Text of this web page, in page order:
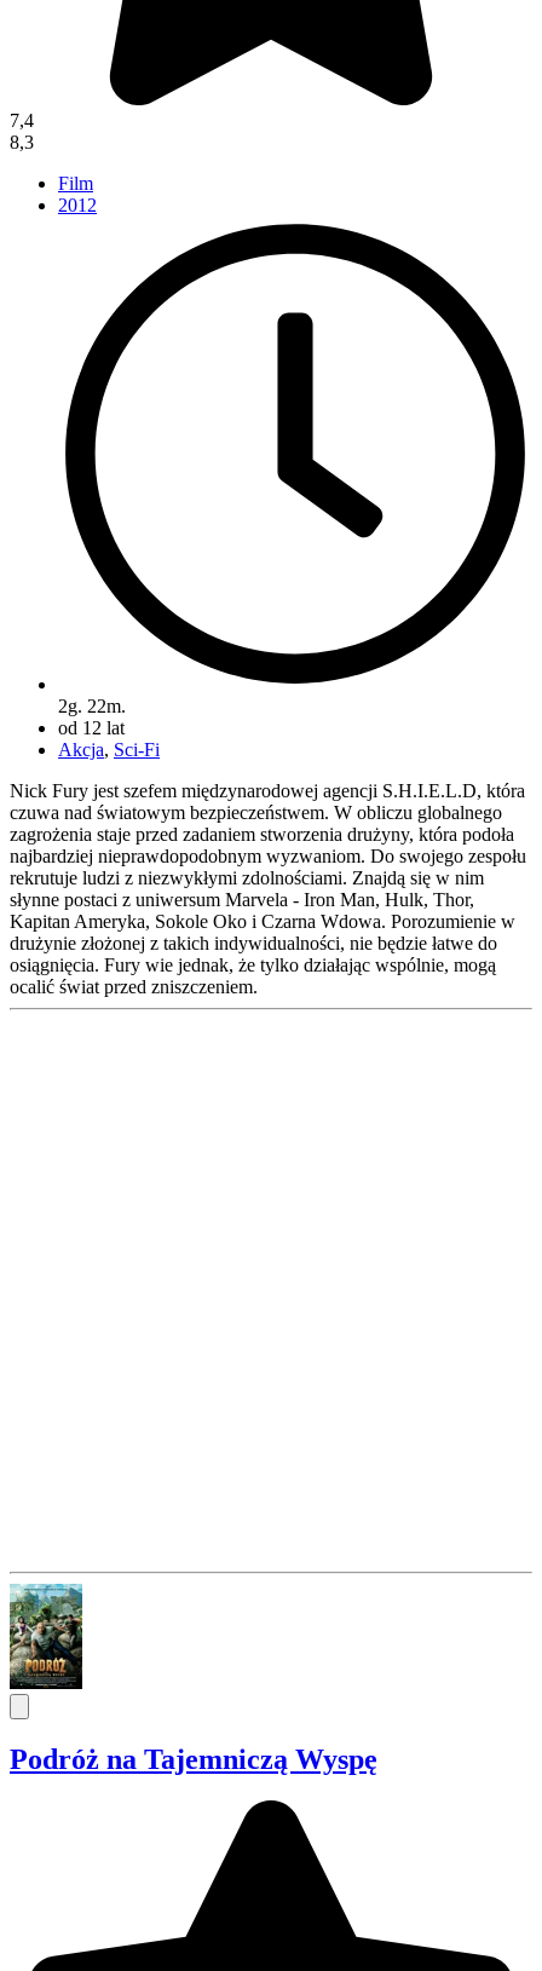
7,4
8,3
Film
2012
2g. 22m.
od 12 lat
Akcja, Sci-Fi
Nick Fury jest szefem międzynarodowej agencji S.H.I.E.L.D, która
czuwa nad światowym bezpieczeństwem. W obliczu globalnego
zagrożenia staje przed zadaniem stworzenia drużyny, która podoła
najbardziej nieprawdopodobnym wyzwaniom. Do swojego zespołu
rekrutuje ludzi z niezwykłymi zdolnościami. Znajdą się w nim
słynne postaci z uniwersum Marvela - Iron Man, Hulk, Thor,
Kapitan Ameryka, Sokole Oko i Czarna Wdowa. Porozumienie w
drużynie złożonej z takich indywidualności, nie będzie łatwe do
osiągnięcia. Fury wie jednak, że tylko działając wspólnie, mogą
ocalić świat przed zniszczeniem.
Podróż na Tajemniczą Wyspę